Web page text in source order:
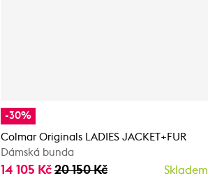
-30%
Colmar Originals LADIES JACKET+FUR
Dámská bunda
14 105 Kč 20 150 Kč Skladem